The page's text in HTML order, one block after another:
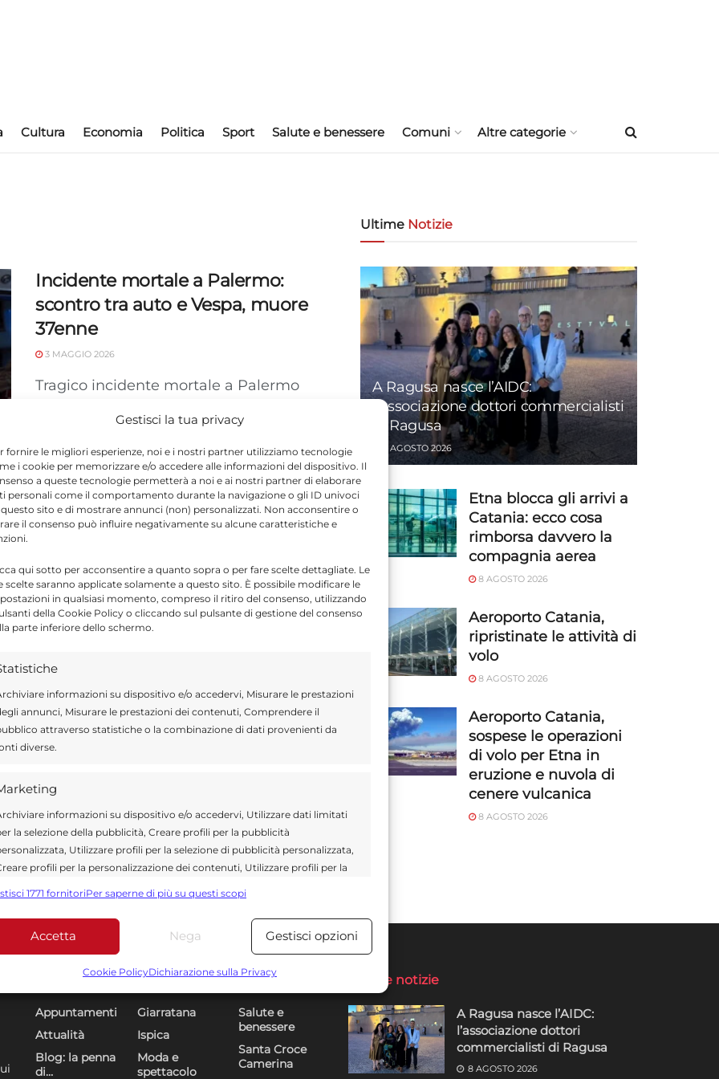
Gestisci la tua privacy
fornire le migliori esperienze, noi e i nostri partner utilizziamo tecnologie
i cookie per memorizzare e/o accedere alle informazioni del dispositivo. Il
a queste tecnologie permetterà a noi e ai nostri partner di elaborare
personali come il comportamento durante la navigazione o gli ID univoci
sito e di mostrare annunci (non) personalizzati. Non acconsentire o
il consenso può influire negativamente su alcune caratteristiche e
qui sotto per acconsentire a quanto sopra o per fare scelte dettagliate. Le
scelte saranno applicate solamente a questo sito. È possibile modificare le
in qualsiasi momento, compreso il ritiro del consenso, utilizzando
della Cookie Policy o cliccando sul pulsante di gestione del consenso
parte inferiore dello schermo.
informazioni su dispositivo e/o accedervi, Misurare le prestazioni
annunci, Misurare le prestazioni dei contenuti, Comprendere il
attraverso statistiche o la combinazione di dati provenienti da
diverse.
informazioni su dispositivo e/o accedervi, Utilizzare dati limitati
la selezione della pubblicità, Creare profili per la pubblicità
Utilizzare profili per la selezione di pubblicità personalizzata,
profili per la personalizzazione dei contenuti, Utilizzare profili per la
dati limitati per la selezione dei contenuti.
Funzionalità Sempre attivo
Abbinare e combinare dati provenienti da altre fonti di dati,
alle informazioni trasmesse automaticamente.
dati di geolocalizzazione precisi, Riconoscere i
in base a informazioni richieste attivamente.
1771 fornitoriPer saperne di più su questi scopi
Accetta Nega Gestisci opzioni
Cookie PolicyDichiarazione sulla Privacy
Cultura Economia Politica Sport Salute e benessere Comuni Altre categorie
Incidente mortale a Palermo:
scontro tra auto e Vespa, muore
37enne
3 MAGGIO 2026
Tragico incidente mortale a Palermo
Libertà e viale Lazio. Muore un
motociclista ...
Ultime Notizie
A Ragusa nasce l’AIDC:
l’associazione dottori commercialisti
di Ragusa
8 AGOSTO 2026
Etna blocca gli arrivi a
Catania: ecco cosa
rimborsa davvero la
compagnia aerea
8 AGOSTO 2026
Aeroporto Catania,
ripristinate le attività di
volo
8 AGOSTO 2026
Aeroporto Catania,
sospese le operazioni
di volo per Etna in
eruzione e nuvola di
cenere vulcanica
8 AGOSTO 2026
Appuntamenti
Attualità
Blog: la penna
di…
Giarratana
Ispica
Moda e
spettacolo
Salute e
benessere
Santa Croce
Camerina
Ultime notizie
A Ragusa nasce l’AIDC:
l’associazione dottori
commercialisti di Ragusa
8 AGOSTO 2026